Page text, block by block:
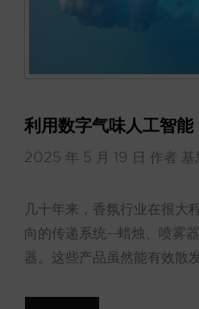
利用数字气味人工智能
2025 年 5 月 19 日 作者 基
几十年来，香氛行业在很大
向的传递系统--蜡烛、喷雾
器。这些产品虽然能有效散